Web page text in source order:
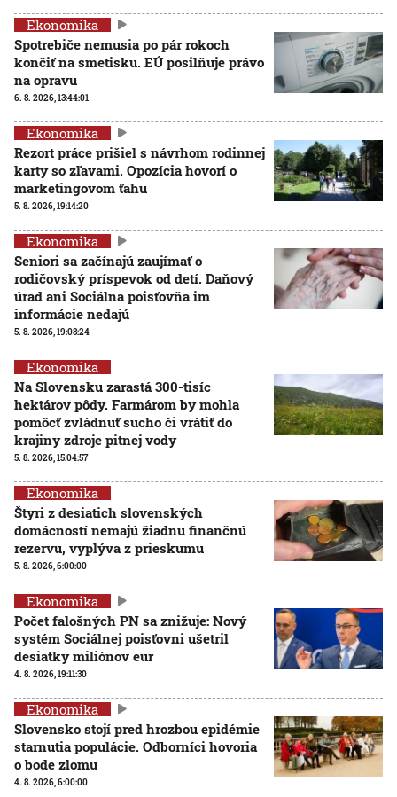
Ekonomika
Spotrebiče nemusia po pár rokoch
končiť na smetisku. EÚ posilňuje právo
na opravu
6. 8. 2026, 13:44:01
Ekonomika
Rezort práce prišiel s návrhom rodinnej
karty so zľavami. Opozícia hovorí o
marketingovom ťahu
5. 8. 2026, 19:14:20
Ekonomika
Seniori sa začínajú zaujímať o
rodičovský príspevok od detí. Daňový
úrad ani Sociálna poisťovňa im
informácie nedajú
5. 8. 2026, 19:08:24
Ekonomika
Na Slovensku zarastá 300-tisíc
hektárov pôdy. Farmárom by mohla
pomôcť zvládnuť sucho či vrátiť do
krajiny zdroje pitnej vody
5. 8. 2026, 15:04:57
Ekonomika
Štyri z desiatich slovenských
domácností nemajú žiadnu finančnú
rezervu, vyplýva z prieskumu
5. 8. 2026, 6:00:00
Ekonomika
Počet falošných PN sa znižuje: Nový
systém Sociálnej poisťovni ušetril
desiatky miliónov eur
4. 8. 2026, 19:11:30
Ekonomika
Slovensko stojí pred hrozbou epidémie
starnutia populácie. Odborníci hovoria
o bode zlomu
4. 8. 2026, 6:00:00